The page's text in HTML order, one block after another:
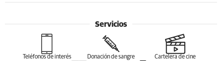
Servicios
Teléfonos de interés Donación de sangre Cartelera de cine